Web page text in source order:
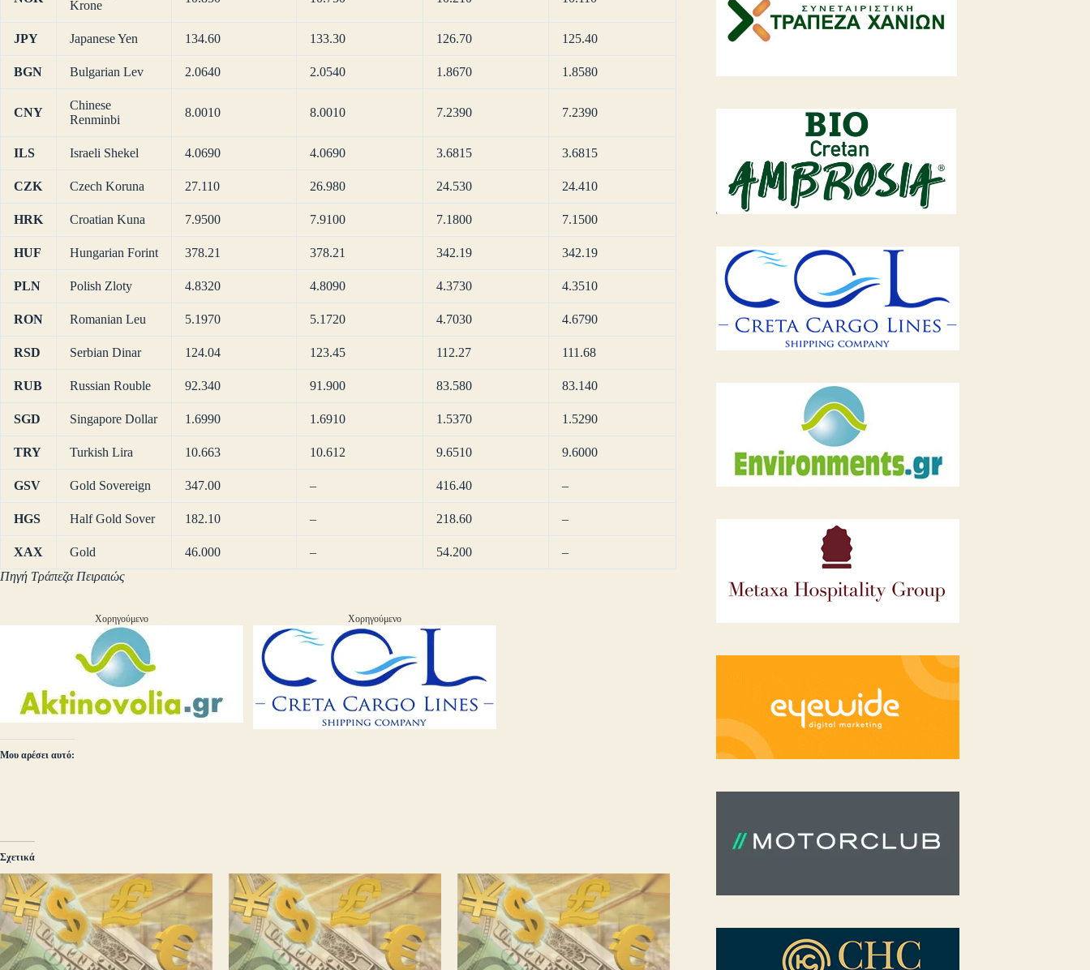
Krone
JPY Japanese Yen 134.60 133.30 126.70 125.40
BGN Bulgarian Lev 2.0640 2.0540 1.8670 1.8580
CNY
Chinese
Renminbi
8.0010 8.0010 7.2390 7.2390
ILS Israeli Shekel 4.0690 4.0690 3.6815 3.6815
CZK Czech Koruna 27.110 26.980 24.530 24.410
HRK Croatian Kuna 7.9500 7.9100 7.1800 7.1500
HUF Hungarian Forint 378.21 378.21 342.19 342.19
PLN Polish Zloty 4.8320 4.8090 4.3730 4.3510
RON Romanian Leu 5.1970 5.1720 4.7030 4.6790
RSD Serbian Dinar 124.04 123.45 112.27 111.68
RUB Russian Rouble 92.340 91.900 83.580 83.140
SGD Singapore Dollar 1.6990 1.6910 1.5370 1.5290
TRY Turkish Lira 10.663 10.612 9.6510 9.6000
GSV Gold Sovereign 347.00 – 416.40 –
HGS Half Gold Sover 182.10 – 218.60 –
XAX Gold 46.000 – 54.200
–
Πηγή Τράπεζα Πειραιώς
Χορηγούμενο Χορηγούμενο
Μου αρέσει αυτό:
Σχετικά